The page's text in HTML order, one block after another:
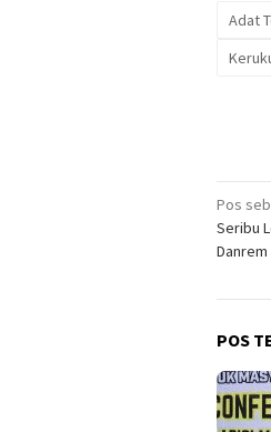
Adat
pos
Pos
Seribu
Danrem
POS